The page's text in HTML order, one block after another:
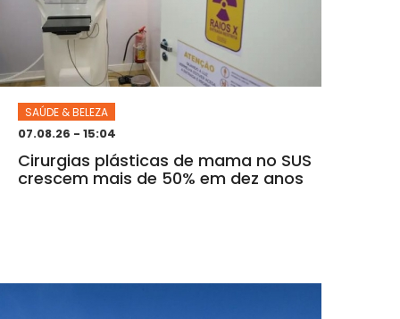
SAÚDE & BELEZA
07.08.26 - 15:04
Cirurgias plásticas de mama no SUS
crescem mais de 50% em dez anos